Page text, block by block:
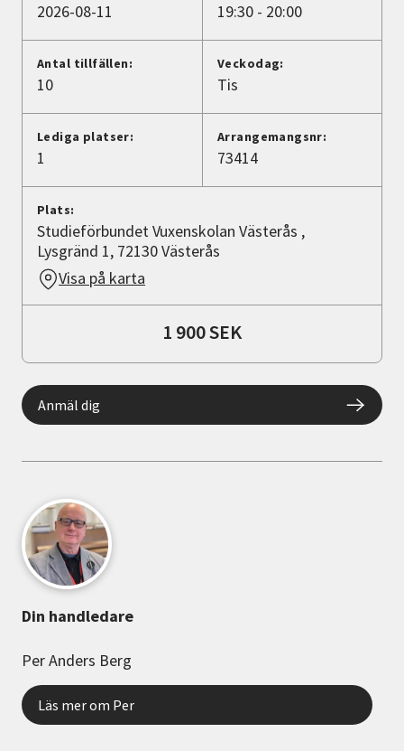
Lyssna
2026-08-11 19:30 - 20:00
Antal tillfällen:
10
Veckodag:
Tis
Lediga platser:
1
Arrangemangsnr:
73414
Plats:
Studieförbundet Vuxenskolan Västerås ,
Lysgränd 1, 72130 Västerås
Visa på karta
1 900 SEK
Anmäl dig
Din handledare
Per Anders Berg
Läs mer om Per